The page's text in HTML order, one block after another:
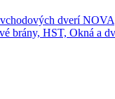
dverí
brány, HST, Okná a